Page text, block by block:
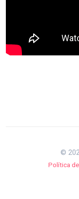
©
Política